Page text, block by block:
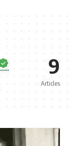
9
Articles